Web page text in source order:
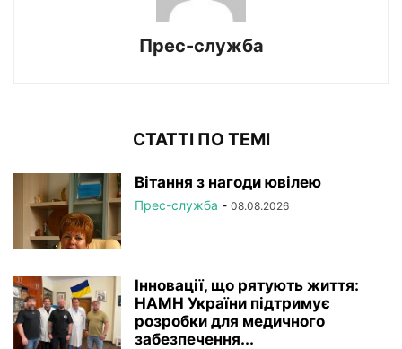
Прес-служба
СТАТТІ ПО ТЕМІ
Вітання з нагоди ювілею
Прес-служба - 08.08.2026
Інновації, що рятують життя:
НАМН України підтримує
розробки для медичного
забезпечення...